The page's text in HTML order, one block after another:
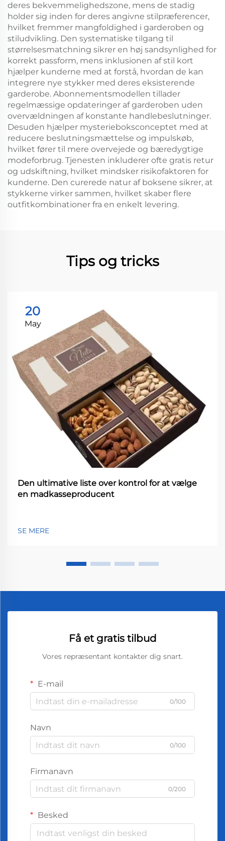
deres bekvemmelighedszone, mens de stadig
holder sig inden for deres angivne stilpræferencer,
hvilket fremmer mangfoldighed i garderoben og
stiludvikling. Den systematiske tilgang til
størrelsesmatchning sikrer en høj sandsynlighed for
korrekt passform, mens inklusionen af stil kort
hjælper kunderne med at forstå, hvordan de kan
integrere nye stykker med deres eksisterende
garderobe. Abonnementsmodellen tillader
regelmæssige opdateringer af garderoben uden
overvældningen af konstante handlebeslutninger.
Desuden hjælper mysterieboksconceptet med at
reducere beslutningsmættelse og impulskøb,
hvilket fører til mere overvejede og bæredygtige
modeforbrug. Tjenesten inkluderer ofte gratis retur
og udskiftning, hvilket mindsker risikofaktoren for
kunderne. Den curerede natur af boksene sikrer, at
stykkerne virker sammen, hvilket skaber flere
outfitkombinationer fra en enkelt levering.
Tips og tricks
20
May
Den ultimative liste over kontrol for at vælge
en madkasseproducent
SE MERE
Få et gratis tilbud
Vores repræsentant kontakter dig snart.
E-mail
0/100
Navn
0/100
Firmanavn
0/200
Besked